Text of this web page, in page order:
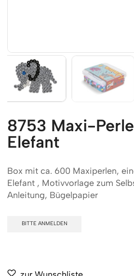
8753 Maxi-
Elefant
Box mit ca. 600 Maxiperlen,
Elefant , Motivvorlage zum
Anleitung, Bügelpapier
BITTE ANMELDEN